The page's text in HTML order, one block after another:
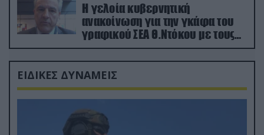
Η γελοία κυβερνητική
ανακοίνωση για την γκάφα του
γραφικού ΣΕΑ Θ.Ντόκου με τους
Ρώσους φαρσέρ
ΕΙΔΙΚΕΣ ΔΥΝΑΜΕΙΣ